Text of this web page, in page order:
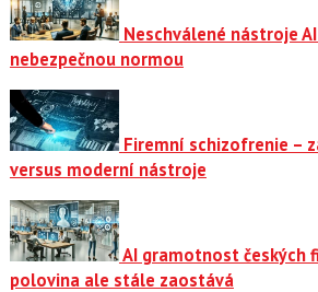
Neschválené nástroje
nebezpečnou normou
Firemní schizofrenie –
versus moderní nástroje
AI gramotnost českých
polovina ale stále zaostává